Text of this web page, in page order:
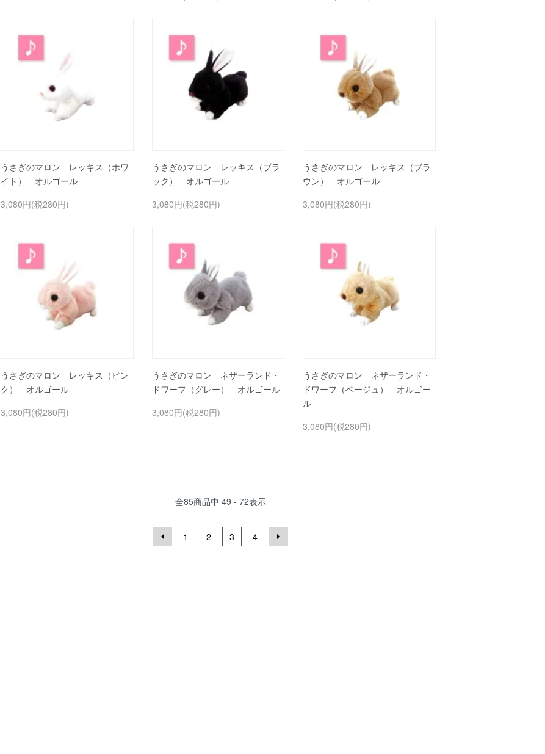
うさぎのマロン レッキス（ホワ
イト） オルゴール
3,080円(税280円)
うさぎのマロン レッキス（ブラ
ック） オルゴール
3,080円(税280円)
うさぎのマロン レッキス（ブラ
ウン） オルゴール
3,080円(税280円)
うさぎのマロン レッキス（ピン
ク） オルゴール
3,080円(税280円)
うさぎのマロン ネザーランド・
ドワーフ（グレー） オルゴール
3,080円(税280円)
うさぎのマロン ネザーランド・
ドワーフ（ベージュ） オルゴー
ル
3,080円(税280円)
全85商品中 49 - 72表示
1 2 3 4